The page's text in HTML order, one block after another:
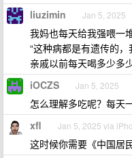
liuzimin Jan 5, 2025
我妈也每天给我强喂一
“这种病都是有遗传的
亲戚以前每天喝多少多
iOCZS Jan 5, 2025
怎么理解多吃呢？每天
xfl Jan 5, 2025 via
这时候你需要《中国居